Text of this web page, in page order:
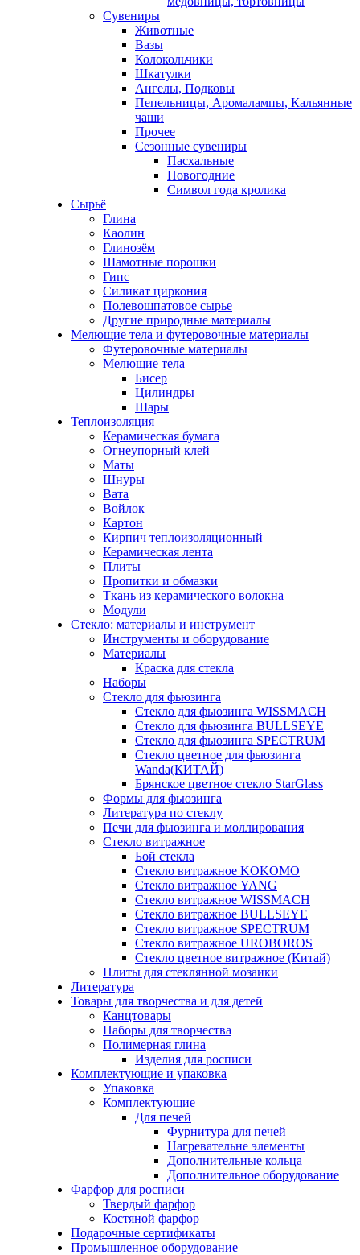
Сувениры
Животные
Вазы
Колокольчики
Шкатулки
Ангелы, Подковы
Пепельницы, Аромалампы, Кальянные
чаши
Прочее
Сезонные сувениры
Пасхальные
Новогодние
Символ года кролика
Сырьё
Глина
Каолин
Глинозём
Шамотные порошки
Гипс
Силикат циркония
Полевошпатовое сырье
Другие природные материалы
Мелющие тела и футеровочные материалы
Футеровочные материалы
Мелющие тела
Бисер
Цилиндры
Шары
Теплоизоляция
Керамическая бумага
Огнеупорный клей
Маты
Шнуры
Вата
Войлок
Картон
Кирпич теплоизоляционный
Керамическая лента
Плиты
Пропитки и обмазки
Ткань из керамического волокна
Модули
Стекло: материалы и инструмент
Инструменты и оборудование
Материалы
Краска для стекла
Наборы
Стекло для фьюзинга
Стекло для фьюзинга WISSMACH
Стекло для фьюзинга BULLSEYE
Стекло для фьюзинга SPECTRUM
Стекло цветное для фьюзинга
Wanda(КИТАЙ)
Брянское цветное стекло StarGlass
Формы для фьюзинга
Литература по стеклу
Печи для фьюзинга и моллирования
Стекло витражное
Бой стекла
Стекло витражное KOKOMO
Стекло витражное YANG
Стекло витражное WISSMACH
Стекло витражное BULLSEYE
Стекло витражное SPECTRUM
Стекло витражное UROBOROS
Стекло цветное витражное (Китай)
Плиты для стеклянной мозаики
Литература
Товары для творчества и для детей
Канцтовары
Наборы для творчества
Полимерная глина
Изделия для росписи
Комплектующие и упаковка
Упаковка
Комплектующие
Для печей
Фурнитура для печей
Нагревательне элементы
Дополнительные кольца
Дополнительное оборудование
Фарфор для росписи
Твердый фарфор
Костяной фарфор
Подарочные сертификаты
Промышленное оборудование